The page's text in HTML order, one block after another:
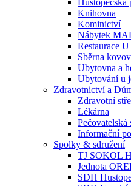
Hustopečská
Knihovna
Kominictví
Nábytek
Restaurace
Sběrna
Ubytovna a
Ubytování u
Zdravotnictví a
Zdravotní
Lékárna
Pečovatelská
Informační
Spolky & sdružení
TJ SOKOL
Jednota
SDH